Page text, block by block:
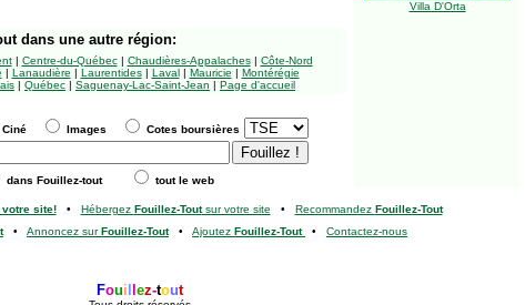
Villa D'Orta
dans une autre région:
| Centre-du-Québec| Chaudières-Appalaches| Côte-Nord
| Lanaudière | Laurentides| Laval| Mauricie | Montérégie
| Québec | Saguenay-Lac-Saint-Jean | Page d'accueil
Ciné Images Cotes boursières
dans Fouillez-tout tout le web
votre site!• Hébergez Fouillez-Toutsur votre site • Recommandez Fouillez-Tout
• Annoncez surFouillez-Tout• Ajoutez Fouillez-Tout • Contactez-nous
Foui ez-tout